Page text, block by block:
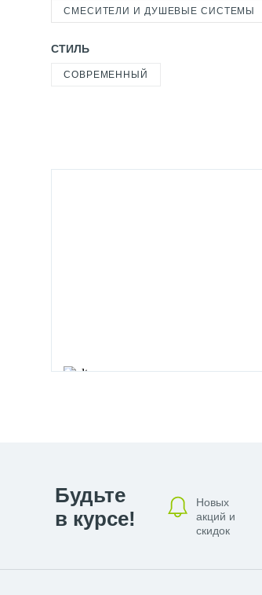
СМЕСИТЕЛИ И ДУШЕВЫЕ СИСТЕМЫ
СТИЛЬ
СОВРЕМЕННЫЙ
Будьте
в курсе!
Новых
акций и
скидок